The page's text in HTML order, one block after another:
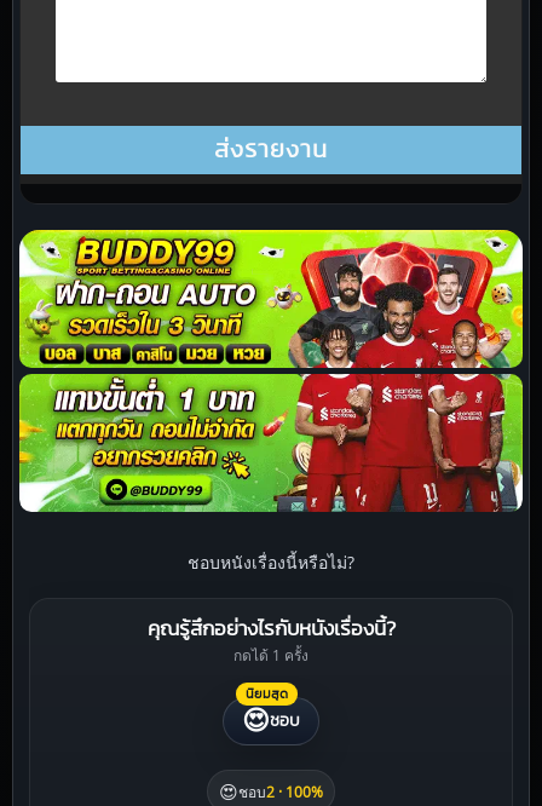
ชอบหนังเรื่องนี้หรือไม่?
คุณรู้สึกอย่างไรกับหนังเรื่องนี้?
กดได้ 1 ครั้ง
นิยมสุด
😍ชอบ
😍ชอบ2 · 100%